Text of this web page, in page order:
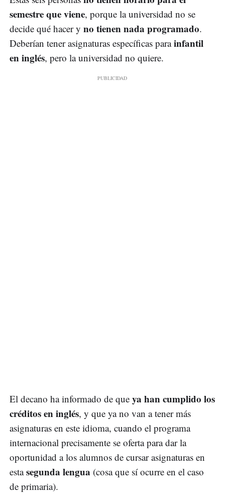
semestre que viene, porque la universidad no se
decide qué hacer y no tienen nada programado.
Deberían tener asignaturas específicas parainfantil
en inglés, pero la universidad no quiere.
El decano ha informado de que ya han cumplido los
créditos en inglés, y que ya no van a tener más
asignaturas en este idioma, cuando el programa
internacional precisamente se oferta para dar la
oportunidad a los alumnos de cursar asignaturas en
estasegunda lengua (cosa que sí ocurre en el caso
de primaria).